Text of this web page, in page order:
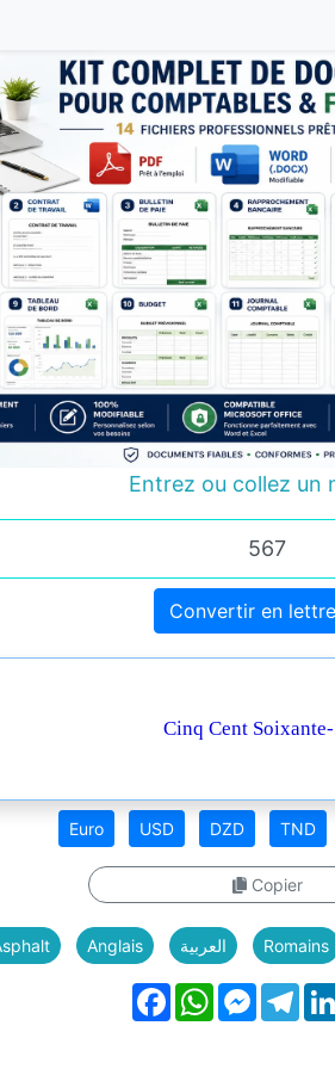
Entrez ou collez un
Convertir en lettre
Cinq Cent
Euro USD DZD TND
Copier
Anglais العربية Romains
FacebookWhatsApp